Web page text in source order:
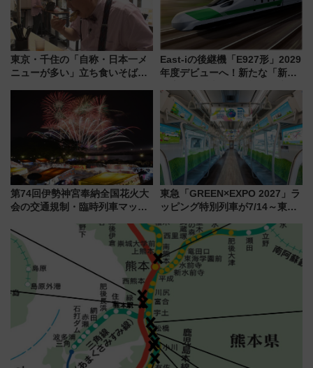
東京・千住の「自称・日本一メ
ニューが多い」立ち食いそば屋
地のふらっと立ち食いそば』
7/27夜10時～放送
East-iの後継機「E927形」2029
年度デビューへ！新たな「新幹
説【JR東日本】
第74回伊勢神宮奉納全国花火大
会の交通規制・臨時列車マッ
セス
東急「GREEN×EXPO 2027」ラ
ッピング特別列車が7/14～東
ー！ 注目の編成やデザインまと
め